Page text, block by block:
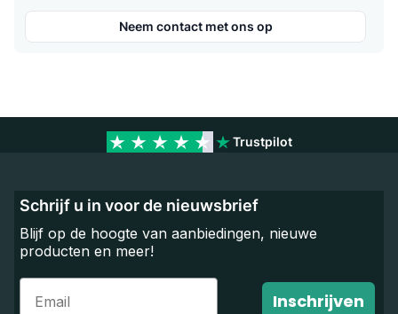
Neem contact met ons op
Trustpilot
Schrijf u in voor de nieuwsbrief
Blijf op de hoogte van aanbiedingen, nieuwe
producten en meer!
Email
Inschrijven